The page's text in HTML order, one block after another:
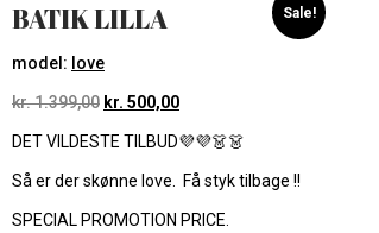
Sale!
BATIK LILLA
model: love
kr.1.399,00 kr. 500,00
DET VILDESTE TILBUD💜💜👗👗
Så er der skønne love. Få styk tilbage !!
SPECIAL PROMOTION PRICE.